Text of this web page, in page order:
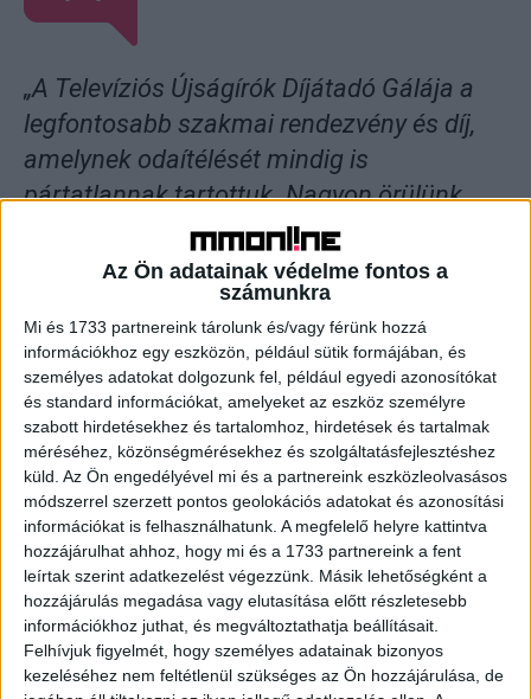
Az Ön adatainak védelme fontos a
számunkra
Mi és 1733 partnereink tárolunk és/vagy férünk hozzá
információkhoz egy eszközön, például sütik formájában, és
személyes adatokat dolgozunk fel, például egyedi azonosítókat
és standard információkat, amelyeket az eszköz személyre
szabott hirdetésekhez és tartalomhoz, hirdetések és tartalmak
méréséhez, közönségmérésekhez és szolgáltatásfejlesztéshez
küld. Az Ön engedélyével mi és a partnereink eszközleolvasásos
módszerrel szerzett pontos geolokációs adatokat és azonosítási
információkat is felhasználhatunk. A megfelelő helyre kattintva
hozzájárulhat ahhoz, hogy mi és a 1733 partnereink a fent
leírtak szerint adatkezelést végezzünk. Másik lehetőségként a
hozzájárulás megadása vagy elutasítása előtt részletesebb
információkhoz juthat, és megváltoztathatja beállításait.
Felhívjuk figyelmét, hogy személyes adatainak bizonyos
kezeléséhez nem feltétlenül szükséges az Ön hozzájárulása, de
„A Televíziós Újságírók Díjátadó Gálája a
legfontosabb szakmai rendezvény és díj,
amelynek odaítélését mindig is
pártatlannak tartottuk. Nagyon örülünk,
hogy ettől az évtől ezt az is kifejezi, hogy a
két nagy kereskedelmi televízió online
felületei az RTL.hu és a TV2 Play is
közvetíti a díjátadó eseményeit. Ez az
utóbbi időben szokatlan együttműködés
jelzi azt is, hogy a kereskedelmi televíziós
piacon nem ellenségek, csupán ellenfelek
vannak” - mutatott rá Kolosi Péter, az RTL
Magyarország vezérigazgató-helyettese és
programigazgatója.